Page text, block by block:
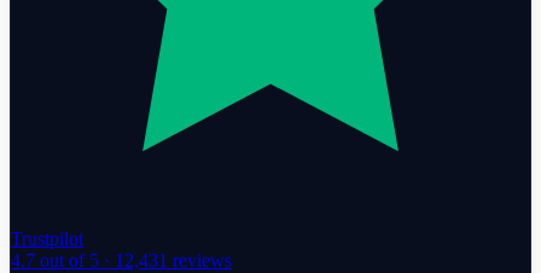
Trustpilot
4.7 out of 5 · 12,431 reviews